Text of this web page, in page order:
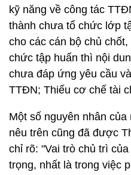
kỹ năng về công tác
thành chưa tổ chức lớp
cho các cán bộ chủ
chức tập huấn thì nội
chưa đáp ứng yêu cầu
TTĐN; Thiếu cơ chế tài
Một số nguyên nhân
nêu trên cũng đã được
chỉ rõ: "Vai trò chủ trì
trọng, nhất là trong việc